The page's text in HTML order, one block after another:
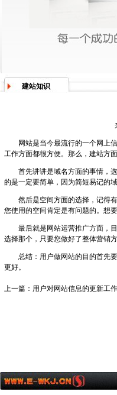
建站知识
网站是当今最流行的一个网上
工作方面都很方便。那么，建站方
首先讲讲是域名方面的事情，
的是一定要简单，因为简短易记的
然后是空间方面的选择，记得
您使用的空间肯定是有问题的。想
最后就是网站运营推广方面，
选择那个，只要您做好了整体营销
总结：用户做网站的目的首先
更好。
上一篇： 用户对网站信息的更新工